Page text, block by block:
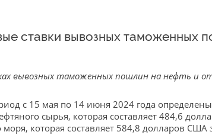
ставки вывозных таможенных
вывозных таможенных пошлин на нефть и
с 15 мая по 14 июня 2024 года
сырья, которая составляет 484,6
которая составляет 584,8 долларов США